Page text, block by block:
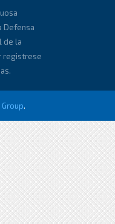
Defensa
de la
registrese
Group.